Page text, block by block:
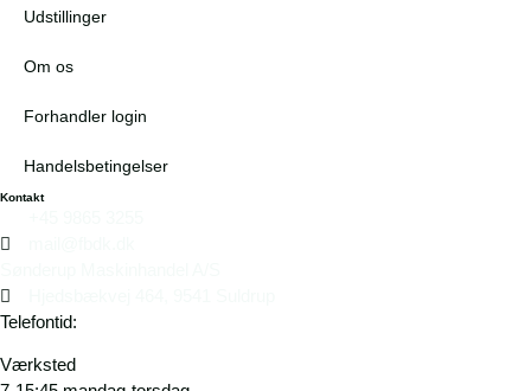
Udstillinger
Om os
Forhandler login
Handelsbetingelser
Kontakt
Telefontid:
Værksted